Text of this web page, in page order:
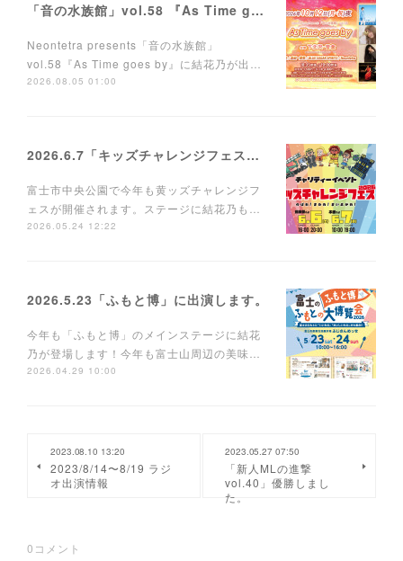
「音の水族館」vol.58 『As Time goes by』に出演します。
Neontetra presents「音の水族館」
vol.58『As Time goes by』に結花乃が出…
2026.08.05 01:00
2026.6.7「キッズチャレンジフェス」に出演します。
富士市中央公園で今年も黄ッズチャレンジフ
ェスが開催されます。ステージに結花乃も…
2026.05.24 12:22
2026.5.23「ふもと博」に出演します。
今年も「ふもと博」のメインステージに結花
乃が登場します！今年も富士山周辺の美味…
2026.04.29 10:00
2023.08.10 13:20
2023/8/14〜8/19 ラジ
オ出演情報
2023.05.27 07:50
「新人MLの進撃
vol.40」優勝しまし
た。
0 コメント